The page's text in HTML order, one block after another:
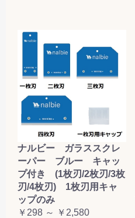
ナルビー ガラススクレ
ーパー ブルー キャッ
プ付き (1枚刃/2枚刃/3枚
刃/4枚刃) 1枚刃用キャ
ップのみ
￥298 ～ ￥2,580